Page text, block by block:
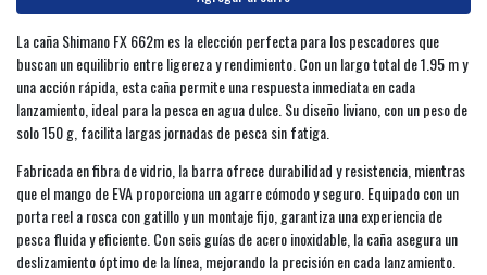
La caña Shimano FX 662m es la elección perfecta para los pescadores que
buscan un equilibrio entre ligereza y rendimiento. Con un largo total de 1.95 m y
una acción rápida, esta caña permite una respuesta inmediata en cada
lanzamiento, ideal para la pesca en agua dulce. Su diseño liviano, con un peso de
solo 150 g, facilita largas jornadas de pesca sin fatiga.
Fabricada en fibra de vidrio, la barra ofrece durabilidad y resistencia, mientras
que el mango de EVA proporciona un agarre cómodo y seguro. Equipado con un
porta reel a rosca con gatillo y un montaje fijo, garantiza una experiencia de
pesca fluida y eficiente. Con seis guías de acero inoxidable, la caña asegura un
deslizamiento óptimo de la línea, mejorando la precisión en cada lanzamiento.